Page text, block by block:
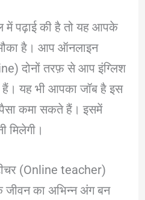
पढ़ाई की है तो यह आपके
है। आप ऑनलाइन
दोनों तरफ़ से आप इंग्लिश
यह भी आपका जॉब है इस
कमा सकते हैं। इसमें
मिलेगी।
(Online teacher)
का अभिन्न अंग बन